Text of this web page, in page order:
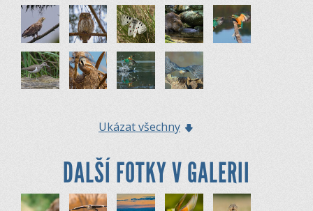
Ukázat všechny
DALŠÍ FOTKY V GALERII